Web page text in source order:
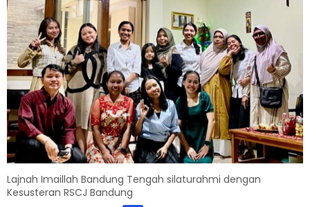
Lajnah Imaillah Bandung Tengah silaturahmi dengan
Kesusteran RSCJ Bandung